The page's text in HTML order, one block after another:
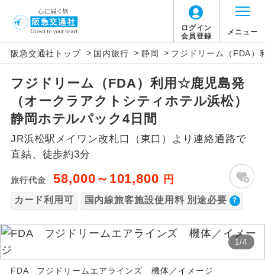
ログイン
会員登録
メニュー
阪急交通社トップ > 国内旅行 > 静岡 > フジドリーム（FDA）
フジドリーム（FDA）利用☆鹿児島発
（オークラアクトシティホテル浜松）
静岡ホテルパック4日間
JR浜松駅メイワン改札口（東口）より連絡通路で
直結、徒歩約3分
旅行代金 58,000～101,800 円
カード利用可 国内線旅客施設使用料 別途必要
1/4
FDA フジドリームエアラインズ 機体／イメージ
【国内旅客施設使用料について】
旅行代金に国内旅客施設使用料は含まれてお
りません。別途お支払いが必要となります。
富士山静岡往復：大人280円、子供140円
アイコン 説明
添乗員同行
往路出発空港（駅）から復路到着空港
（駅）まで同行します。
現地添乗員同
行
現地到着空港（駅）から最終日出発空港
（駅）まで添乗員が同行します。
バスガイド乗
務
バスガイドが乗務し、車内での観光案内
があります。
ユネスコに登録されている文化遺産や自
然遺産を訪ねるコースです。